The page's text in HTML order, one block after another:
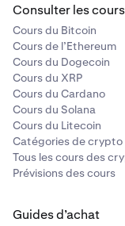
Consulter les cours
Cours du Bitcoin
Cours de l’Ethereum
Cours du Dogecoin
Cours du XRP
Cours du Cardano
Cours du Solana
Cours du Litecoin
Catégories de crypto
Tous les cours des
Prévisions des cours
Guides d’achat